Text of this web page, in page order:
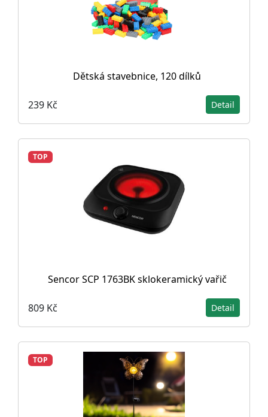
Dětská stavebnice, 120 dílků
239 Kč Detail
TOP
Sencor SCP 1763BK sklokeramický vařič
809 Kč Detail
TOP